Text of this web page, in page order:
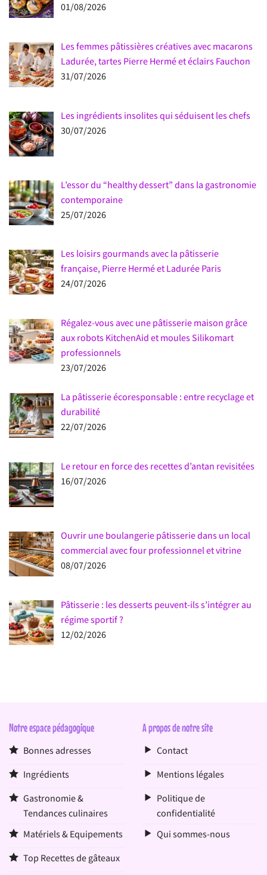
01/08/2026
Les femmes pâtissières créatives avec macarons
Ladurée, tartes Pierre Hermé et éclairs Fauchon
31/07/2026
Les ingrédients insolites qui séduisent les chefs
30/07/2026
L’essor du “healthy dessert” dans la gastronomie
contemporaine
25/07/2026
Les loisirs gourmands avec la pâtisserie
française, Pierre Hermé et Ladurée Paris
24/07/2026
Régalez-vous avec une pâtisserie maison grâce
aux robots KitchenAid et moules Silikomart
professionnels
23/07/2026
La pâtisserie écoresponsable : entre recyclage et
durabilité
22/07/2026
Le retour en force des recettes d’antan revisitées
16/07/2026
Ouvrir une boulangerie pâtisserie dans un local
commercial avec four professionnel et vitrine
08/07/2026
Pâtisserie : les desserts peuvent-ils s’intégrer au
régime sportif ?
12/02/2026
Notre espace pédagogique
Bonnes adresses
Ingrédients
Gastronomie &
Tendances culinaires
Matériels & Equipements
Top Recettes de gâteaux
A propos de notre site
Contact
Mentions légales
Politique de
confidentialité
Qui sommes-nous